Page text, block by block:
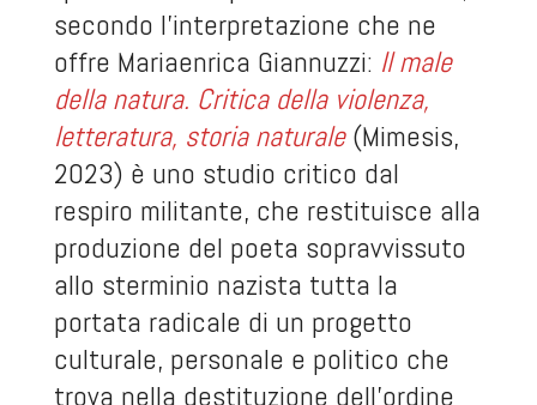
secondo l’interpretazione che ne
offre Mariaenrica Giannuzzi: Il male
della natura. Critica della violenza,
letteratura, storia naturale (Mimesis,
2023) è uno studio critico dal
respiro militante, che restituisce alla
produzione del poeta sopravvissuto
allo sterminio nazista tutta la
portata radicale di un progetto
culturale, personale e politico che
trova nella destituzione dell’ordine